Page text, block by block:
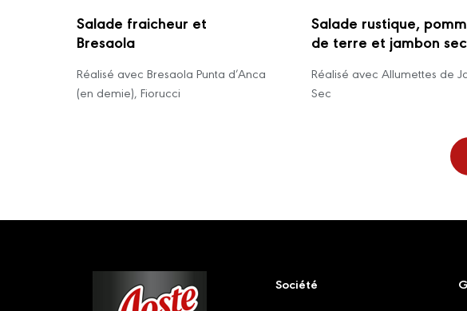
Salade fraicheur et
Bresaola
Réalisé avec Bresaola Punta d’Anca
(en demie), Fiorucci
Salade rustique,
de terre et jambon sec
Réalisé avec Allumettes de
Sec
Société